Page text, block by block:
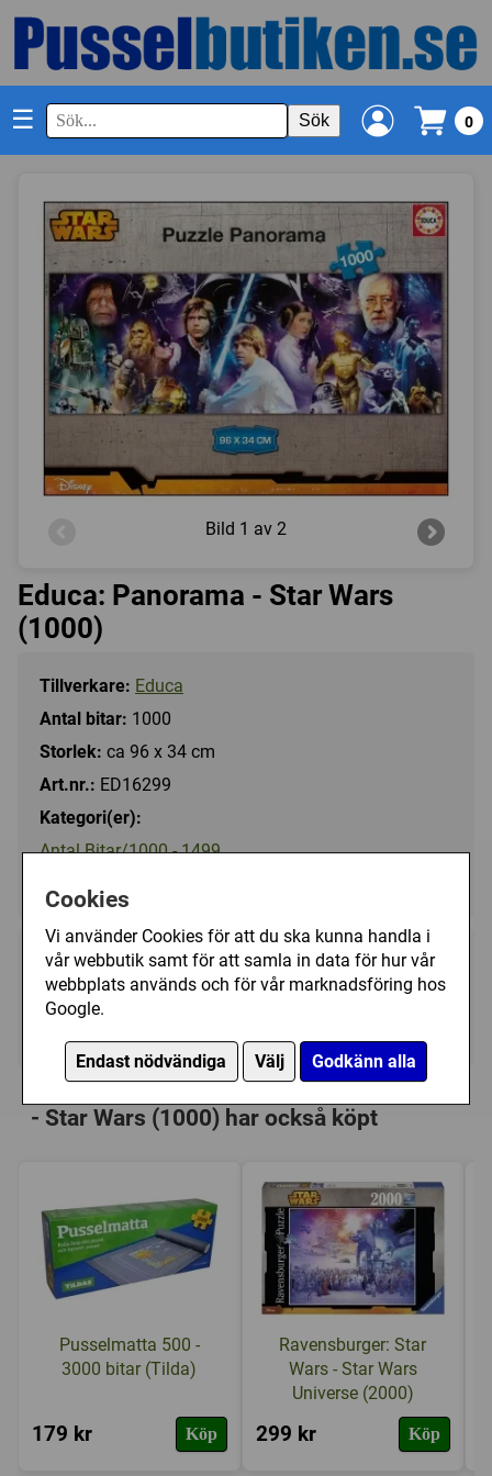
Cookies
Vi använder Cookies för att du ska kunna handla i
vår webbutik samt för att samla in data för hur vår
webbplats används och för vår marknadsföring hos
Google.
Endast nödvändiga Välj Godkänn alla
☰ Sök 0
Bild 1 av 2
Educa: Panorama - Star Wars
(1000)
Tillverkare: Educa
Antal bitar: 1000
Storlek: ca 96 x 34 cm
Art.nr.: ED16299
Kategori(er):
Antal Bitar/1000 - 1499
175 kr Utgått
Personer som har köpt Educa: Panorama
- Star Wars (1000) har också köpt
Pusselmatta 500 -
3000 bitar (Tilda)
179 kr Köp
Ravensburger: Star
Wars - Star Wars
Universe (2000)
299 kr Köp